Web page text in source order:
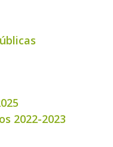
2022-2023